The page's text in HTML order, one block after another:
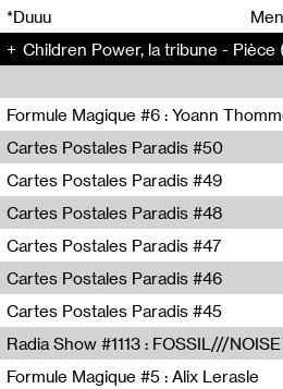
*Duuu
Children Power, la tribune - Pièce
Formule Magique #6 : Yoann
Nathalie Lacroix,Yoann Thommerel
Cartes Postales Paradis #50
Zoé Leroux
Cartes Postales Paradis #49
Aurore Portales
Cartes Postales Paradis #48
Mathias Dupaquier
Cartes Postales Paradis #47
Raymond Engramer
Cartes Postales Paradis #46
Sarah Banville
Cartes Postales Paradis #45
Mateo Cuin
Wave Farm
Formule Magique #5 : Alix Lerasle
00
00